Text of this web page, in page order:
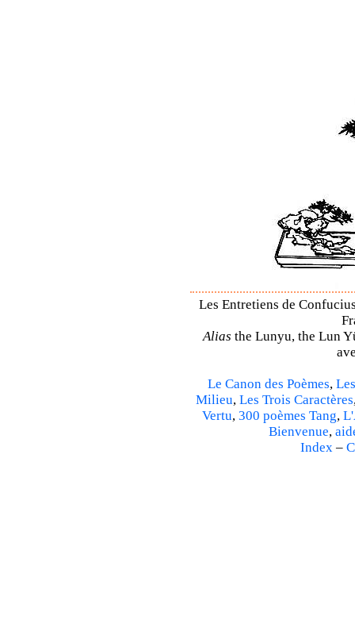
Les Entretiens de
Alias the Lunyu, the Lun
Le Canon des Poèmes,
Milieu, Les Trois Caractères
Vertu, 300 poèmes Tang,
Bienvenue,
Index –